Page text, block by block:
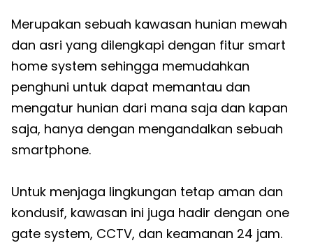
Merupakan sebuah kawasan hunian mewah
dan asri yang dilengkapi dengan fitur smart
home system sehingga memudahkan
penghuni untuk dapat memantau dan
mengatur hunian dari mana saja dan kapan
saja, hanya dengan mengandalkan sebuah
smartphone.
Untuk menjaga lingkungan tetap aman dan
kondusif, kawasan ini juga hadir dengan one
gate system, CCTV, dan keamanan 24 jam.